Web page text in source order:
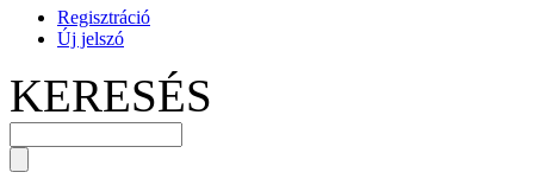
Regisztráció
Új jelszó
KERESÉS